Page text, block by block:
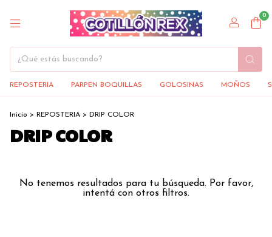
0
REPOSTERIA PARPEN BOQUILLAS GOLOSINAS MOÑOS
Inicio > REPOSTERIA > DRIP COLOR
DRIP COLOR
No tenemos resultados para tu búsqueda. Por favor,
intentá con otros filtros.